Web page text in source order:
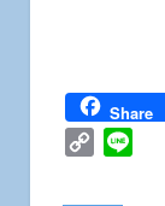
Share
Copy